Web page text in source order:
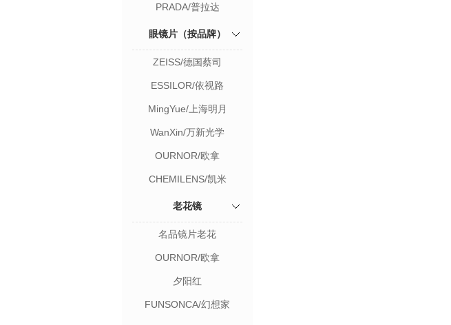
PRADA/普拉达
眼镜片（按品牌）
ZEISS/德国蔡司
ESSILOR/依视路
MingYue/上海明月
WanXin/万新光学
OURNOR/欧拿
CHEMILENS/凯米
老花镜
名品镜片老花
OURNOR/欧拿
夕阳红
FUNSONCA/幻想家